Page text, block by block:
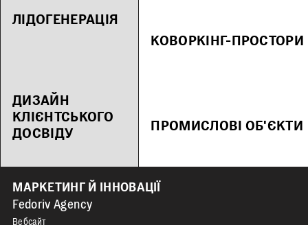
ЛІДОГЕНЕРАЦІЯ
ДИЗАЙН
КЛІЄНТСЬКОГО
ДОСВІДУ
КОВОРКІНГ-ПРОСТОРИ
ПРОМИСЛОВІ ОБ'ЄКТИ
МАРКЕТИНГ Й ІННОВАЦІЇ
Fedoriv Agency
Вебсайт